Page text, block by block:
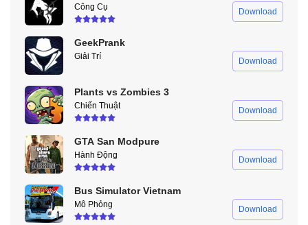
Công Cụ Download
GeekPrank
Giải Trí Download
Plants vs Zombies 3
Chiến Thuật Download
GTA San Modpure
Hành Động Download
Bus Simulator Vietnam
Mô Phỏng Download